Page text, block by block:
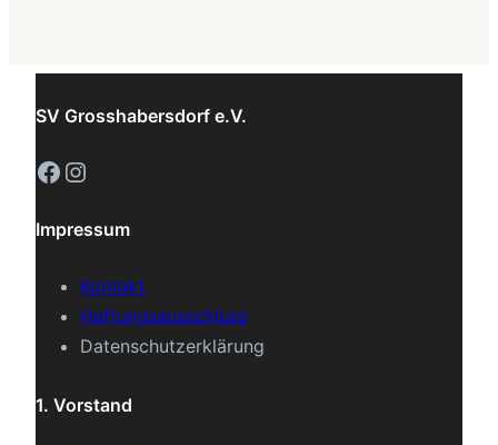
SV Grosshabersdorf e.V.
Facebook Instagram
Impressum
Kontakt
Haftungsausschluss
Datenschutzerklärung
1. Vorstand